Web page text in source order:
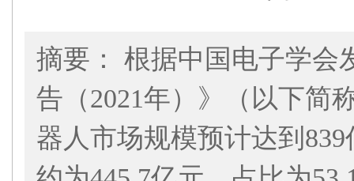
摘要： 根据中国电子学会
告（2021年）》（以下简
器人市场规模预计达到